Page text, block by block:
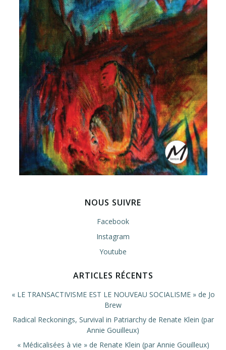
NOUS SUIVRE
Facebook
Instagram
Youtube
ARTICLES RÉCENTS
« LE TRANSACTIVISME EST LE NOUVEAU SOCIALISME » de Jo
Brew
Radical Reckonings, Survival in Patriarchy de Renate Klein (par
Annie Gouilleux)
« Médicalisées à vie » de Renate Klein (par Annie Gouilleux)